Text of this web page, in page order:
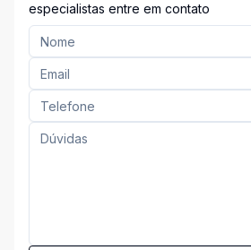
especialistas entre em contato